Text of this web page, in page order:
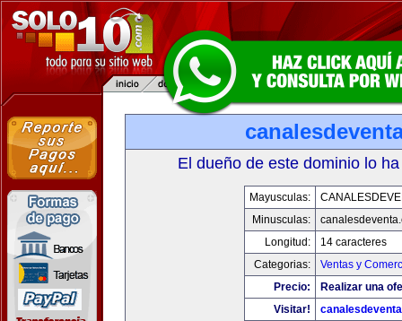
El dueño de este dominio lo
Mayusculas:
Minusculas:
Longitud:
14 caracteres
Categorias:
Ventas y
Precio:
Realizar una
Visitar!